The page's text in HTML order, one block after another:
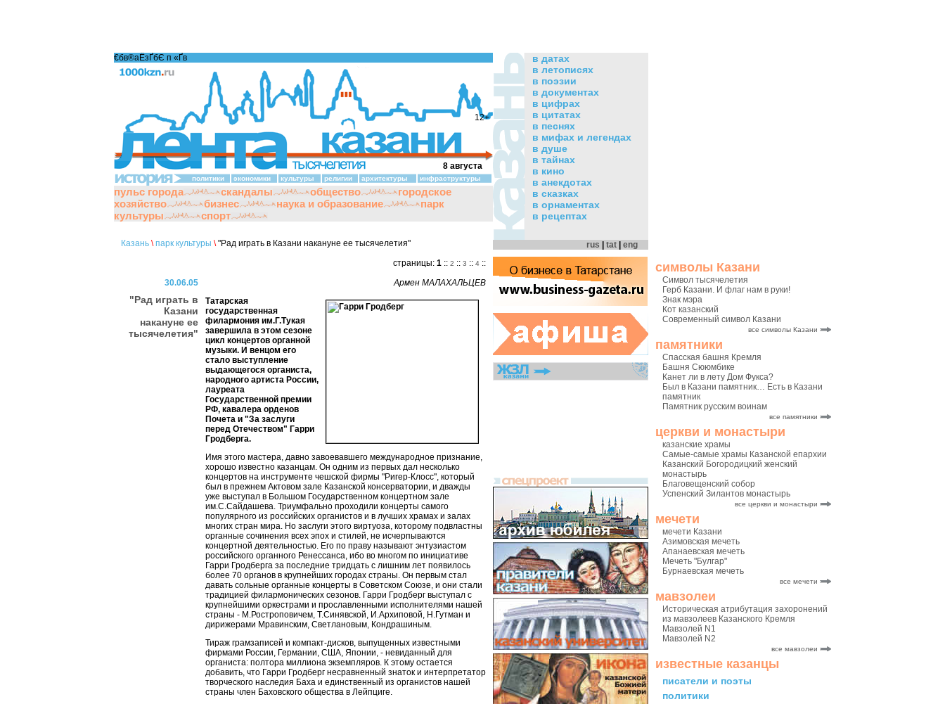
символы Казани
Символ тысячелетия
Герб Казани. И флаг нам в руки!
Знак мэра
Кот казанский
Современный символ Казани
все символы Казани
памятники
Спасская башня Кремля
Башня Сююмбике
Канет ли в лету Дом Фукса?
Был в Казани памятник… Есть в Казани
памятник
Памятник русским воинам
все памятники
церкви и монастыри
казанские храмы
Самые-самые храмы Казанской епархии
Казанский Богородицкий женский
монастырь
Благовещенский собор
Успенский Зилантов монастырь
все церкви и монастыри
мечети
мечети Казани
Азимовская мечеть
Апанаевская мечеть
Мечеть "Булгар"
Бурнаевская мечеть
все мечети
мавзолеи
Историческая атрибутация захоронений
из мавзолеев Казанского Кремля
Мавзолей N1
Мавзолей N2
все мавзолеи
известные казанцы
писатели и поэты
политики
12+
€бв®аЁзҐбЄ п «Ґ­в
8 августа
политики экономики культуры религии архитектуры инфраструктуры
пульс города скандалы общество
городское
хозяйство
бизнес наука и образование
парк
культуры
спорт
Казань \ парк культуры \"Рад играть в Казани накануне ее тысячелетия"
страницы: 1 :: 2 :: 3 :: 4 ::
30.06.05
"Рад играть в
Казани
накануне ее
тысячелетия"
Армен МАЛАХАЛЬЦЕВ
Татарская
государственная
филармония им.Г.Тукая
завершила в этом сезоне
цикл концертов органной
музыки. И венцом его
стало выступление
выдающегося органиста,
народного артиста России,
лауреата
Государственной премии
РФ, кавалера орденов
Почета и "За заслуги
перед Отечеством" Гарри
Гродберга.
Имя этого мастера, давно завоевавшего международное признание,
хорошо известно казанцам. Он одним из первых дал несколько
концертов на инструменте чешской фирмы "Ригер-Клосс", который
был в прежнем Актовом зале Казанской консерватории, и дважды
уже выступал в Большом Государственном концертном зале
им.С.Сайдашева. Триумфально проходили концерты самого
популярного из российских органистов и в лучших храмах и залах
многих стран мира. Но заслуги этого виртуоза, которому подвластны
органные сочинения всех эпох и стилей, не исчерпываются
концертной деятельностью. Его по праву называют энтузиастом
российского органного Ренессанса, ибо во многом по инициативе
Гарри Гродберга за последние тридцать с лишним лет появилось
более 70 органов в крупнейших городах страны. Он первым стал
давать сольные органные концерты в Советском Союзе, и они стали
традицией филармонических сезонов. Гарри Гродберг выступал с
крупнейшими оркестрами и прославленными исполнителями нашей
страны - М.Ростроповичем, Т.Синявской, И.Архиповой, Н.Гутман и
дирижерами Мравинским, Светлановым, Кондрашиным.
Тираж грамзаписей и компакт-дисков, выпущенных известными
фирмами России, Германии, США, Японии, - невиданный для
органиста: полтора миллиона экземпляров. К этому остается
добавить, что Гарри Гродберг несравненный знаток и интерпретатор
творческого наследия Баха и единственный из органистов нашей
страны член Баховского общества в Лейпциге.
в датах
в летописях
в поэзии
в документах
в цифрах
в цитатах
в песнях
в мифах и легендах
в душе
в тайнах
в кино
в анекдотах
в сказках
в орнаментах
в рецептах
rus tat eng